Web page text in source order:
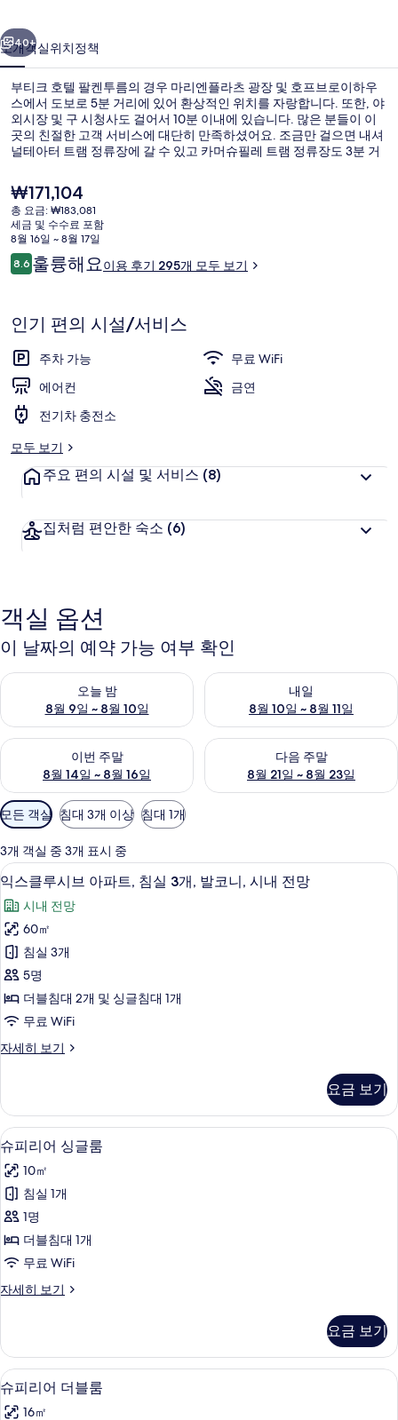
투
름
의
사
진
갤
러
리
다음
40+
소개객실위치정책
부티크 호텔 팔켄투름의 경우 마리엔플라츠 광장 및 호프브로이하우
스에서 도보로 5분 거리에 있어 환상적인 위치를 자랑합니다. 또한, 야
외시장 및 구 시청사도 걸어서 10분 이내에 있습니다. 많은 분들이 이
곳의 친절한 고객 서비스에 대단히 만족하셨어요. 조금만 걸으면 내셔
널테아터 트램 정류장에 갈 수 있고 카머슈필레 트램 정류장도 3분 거
현
재
가
격
은
₩171,104
₩171,104
총 요금: ₩183,081
세금 및 수수료 포함
8월 16일 ~ 8월 17일
이
용
기
8.610점 만점 중 8.6점.
훌륭해요이용 후기 295개 모두 보기
인기 편의 시설/서비스
주차 가능
무료 WiFi
에어컨
금연
전기차 충전소
모두 보기
주요 편의 시설 및 서비스 (8)
집처럼 편안한 숙소 (6)
객실 옵션
이 날짜의 예약 가능 여부 확인
오늘 밤
8월 9일 ~ 8월 10일
오늘 밤 예약 가능 여부 확인, 8월 9일 ~ 8월 10일
내일
8월 10일 ~ 8월 11일
내일 예약 가능 여부 확인, 8월
이번 주말
8월 14일 ~ 8월 16일
이번 주말 예약 가능 여부 확인, 8월 14일 ~ 8월 16일
다음 주말
8월 21일 ~ 8월 23일
다음 주말 예약 가능 여부 확인
객
실
에
사
용
가
능
한
필
터
모든 객실 침대 3개 이상 침대 1개
3개 객실 중 3개 표시 중
익
스
클
루
시
브
아
트,
실
3
개,
발
코
니,
시
내
전
진
모
두
익스클루시브 아파트, 침실 3개, 발코
12
익스클루시브 아파트, 침실 3개, 발코니, 시내 전망
시내 전망
60㎡
침실 3개
5명
더블침대 2개 및 싱글침대 1개
무료 WiFi
자세히 보기
익
시
브
아
파
트,
침
실
3
개,
발
코
니,
망
자
세
히
보
요금 보기
슈
피
리
어
싱
글
사
모
두
보
기
슈피리어 싱글룸 | 저자극성 침구, 미니
13
슈피리어 싱글룸
10㎡
침실 1개
1명
더블침대 1개
무료 WiFi
자세히 보기
슈
싱
글
룸
자
세
요금 보기
슈
피
슈피리어 더블룸 | 저자극성 침구, 미니
16
슈피리어 더블룸
16㎡